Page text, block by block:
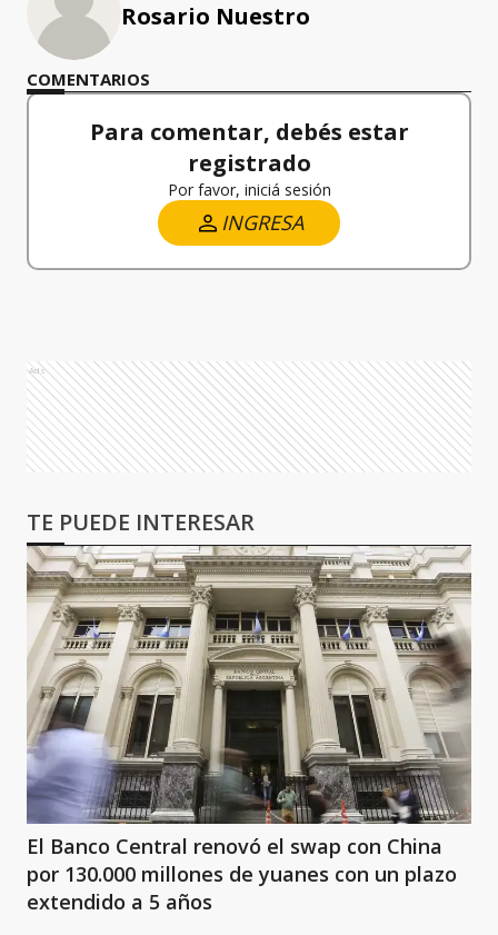
Rosario Nuestro
COMENTARIOS
Para comentar, debés estar
registrado
Por favor, iniciá sesión
INGRESA
Ads
TE PUEDE INTERESAR
El Banco Central renovó el swap con China
por 130.000 millones de yuanes con un plazo
extendido a 5 años